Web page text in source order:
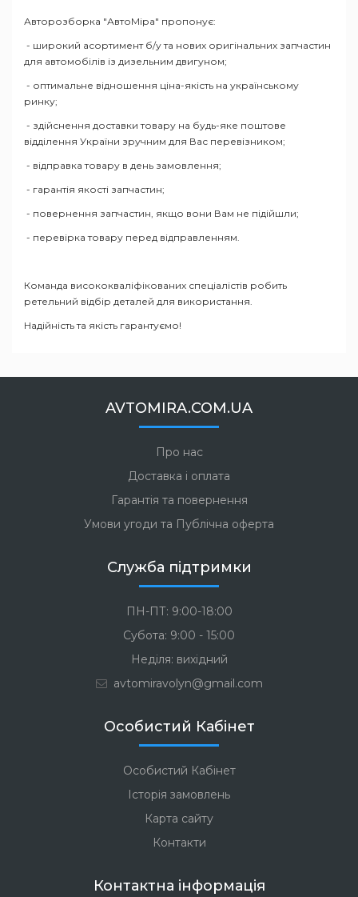
Авторозборка "АвтоМіра" пропонує:
- широкий асортимент б/у та нових оригінальних запчастин
для автомобілів із дизельним двигуном;
- оптимальне відношення ціна-якість на українському
ринку;
- здійснення доставки товару на будь-яке поштове
відділення України зручним для Вас перевізником;
- відправка товару в день замовлення;
- гарантія якості запчастин;
- повернення запчастин, якщо вони Вам не підійшли;
- перевірка товару перед відправленням.
Команда висококваліфікованих спеціалістів робить
ретельний відбір деталей для використання.
Надійність та якість гарантуємо!
AVTOMIRA.COM.UA
Про нас
Доставка і оплата
Гарантія та повернення
Умови угоди та Публічна оферта
Служба підтримки
ПН-ПТ: 9:00-18:00
Субота: 9:00 - 15:00
Неділя: вихідний
avtomiravolyn@gmail.com
Особистий Кабінет
Особистий Кабінет
Історія замовлень
Карта сайту
Контакти
Контактна інформація